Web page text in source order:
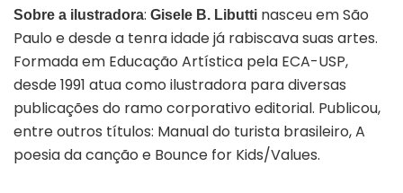
Sobre a ilustradora: Gisele B. Libutti nasceu em São
Paulo e desde a tenra idade já rabiscava suas artes.
Formada em Educação Artística pela ECA-USP,
desde 1991 atua como ilustradora para diversas
publicações do ramo corporativo editorial. Publicou,
entre outros títulos: Manual do turista brasileiro, A
poesia da canção e Bounce for Kids/Values.